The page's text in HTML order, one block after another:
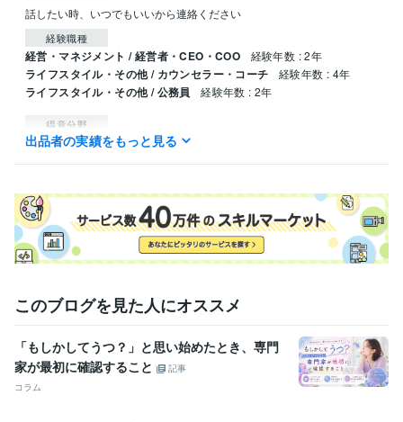
話したい時、いつでもいいから連絡ください
経験職種
経営・マネジメント / 経営者・CEO・COO 経験年数 : 2年
ライフスタイル・その他 / カウンセラー・コーチ 経験年数 : 4年
ライフスタイル・その他 / 公務員 経験年数 : 2年
得意分野
悩み相談・カウンセリング 悩み相談
出品者の実績をもっと見る
このブログを見た人にオススメ
「もしかしてうつ？」と思い始めたとき、専門
家が最初に確認すること
記事
コラム